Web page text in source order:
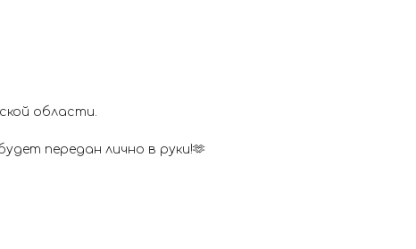
области.
передан лично в руки!🫶